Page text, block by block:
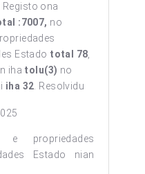
ona
:7007, no
Estado total 78,
iha tolu(3) no
iha 32. Resolvidu
e propriedades
Estado nian